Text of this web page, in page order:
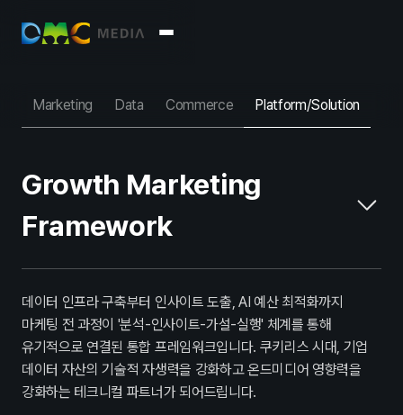
회사소개 윤리경영
Marketing Data Commerce
Report
PR
Press Blog
Recruit
Marketing Data Commerce Platform/Solution
Growth Marketing
Framework
데이터 인프라 구축부터 인사이트 도출, AI 예산 최적화까지
마케팅 전 과정이 '분석-인사이트-가설-실행' 체계를 통해
유기적으로 연결된 통합 프레임워크입니다. 쿠키리스 시대, 기업
데이터 자산의 기술적 자생력을 강화하고 온드미디어 영향력을
강화하는 테크니컬 파트너가 되어드립니다.